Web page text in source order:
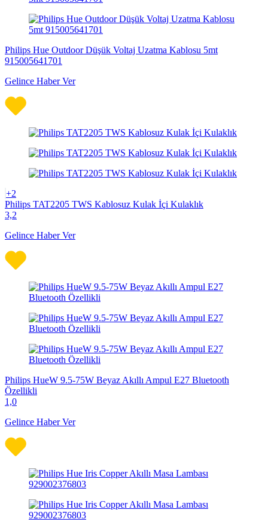
Philips Hue Outdoor Düşük Voltaj Uzatma Kablosu 5mt
915005641701
Gelince Haber Ver
+2
Philips TAT2205 TWS Kablosuz Kulak İçi Kulaklık
3,2
Gelince Haber Ver
Philips HueW 9.5-75W Beyaz Akıllı Ampul E27 Bluetooth
Özellikli
1,0
Gelince Haber Ver